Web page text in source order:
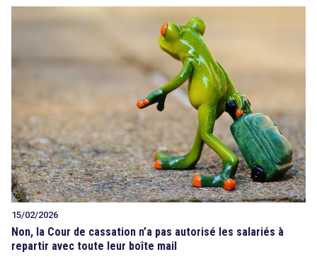
15/02/2026
Non, la Cour de cassation n’a pas autorisé les salariés à
repartir avec toute leur boîte mail